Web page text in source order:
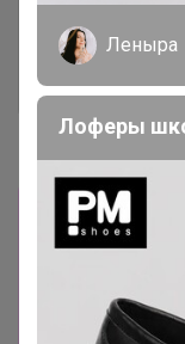
Отзывы
Товары из
ok.ru/
объединены
Можно
Леныра
Лоферы